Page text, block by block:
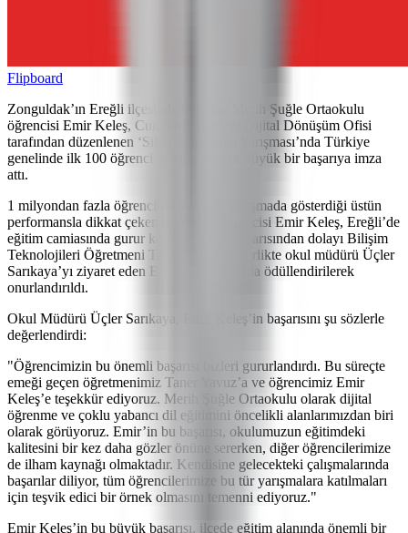
Flipboard
Zonguldak’ın Ereğli ilçesinde bulunan Merih Şuğle Ortaokulu
öğrencisi Emir Keleş, Cumhurbaşkanlığı Dijital Dönüşüm Ofisi
tarafından düzenlenen ‘Siber Zeka Bilgi Yarışması’nda Türkiye
genelinde ilk 100 öğrenci arasına girerek büyük bir başarıya imza
attı.
1 milyondan fazla öğrencinin katıldığı yarışmada gösterdiği üstün
performansla dikkat çeken 6-B sınıfı öğrencisi Emir Keleş, Ereğli’de
eğitim camiasında gurur kaynağı oldu. Başarısından dolayı Bilişim
Teknolojileri Öğretmeni Taner Yavuz ile birlikte okul müdürü Üçler
Sarıkaya’yı ziyaret eden Emir Keleş, burada ödüllendirilerek
onurlandırıldı.
Okul Müdürü Üçler Sarıkaya, Emir Keleş’in başarısını şu sözlerle
değerlendirdi:
"Öğrencimizin bu önemli başarısı bizleri gururlandırdı. Bu süreçte
emeği geçen öğretmenimiz Taner Yavuz’a ve öğrencimiz Emir
Keleş’e teşekkür ediyoruz. Merih Şuğle Ortaokulu olarak dijital
öğrenme ve çoklu yabancı dil eğitimini öncelikli alanlarımızdan biri
olarak görüyoruz. Emir’in bu başarısı, okulumuzun eğitimdeki
kalitesini bir kez daha gözler önüne sererken, diğer öğrencilerimize
de ilham kaynağı olmaktadır. Kendisine gelecekteki çalışmalarında
başarılar diliyor, tüm öğrencilerimize bu tür yarışmalara katılmaları
için teşvik edici bir örnek olmasını temenni ediyoruz."
Emir Keleş’in bu büyük başarısı, ilçede eğitim alanında önemli bir